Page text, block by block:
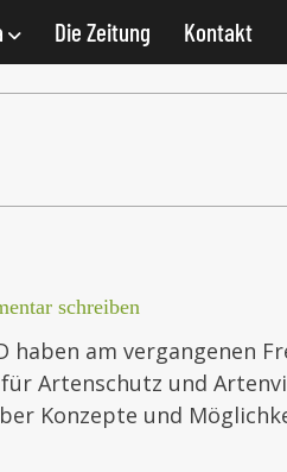
Die Zeitung Kontakt
schreiben
am vergangenen
Artenschutz und
Konzepte und